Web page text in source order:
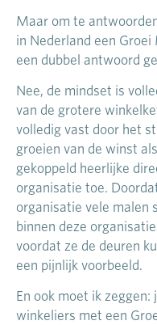
Maar om te
in Nederland een
een dubbel antwoord
Nee, de mindset is
van de grotere
volledig vast door het
groeien van de winst
gekoppeld heerlijke
organisatie toe.
organisatie vele malen
binnen deze
voordat ze de deuren
een pijnlijk voorbeeld.
En ook moet ik
winkeliers met een